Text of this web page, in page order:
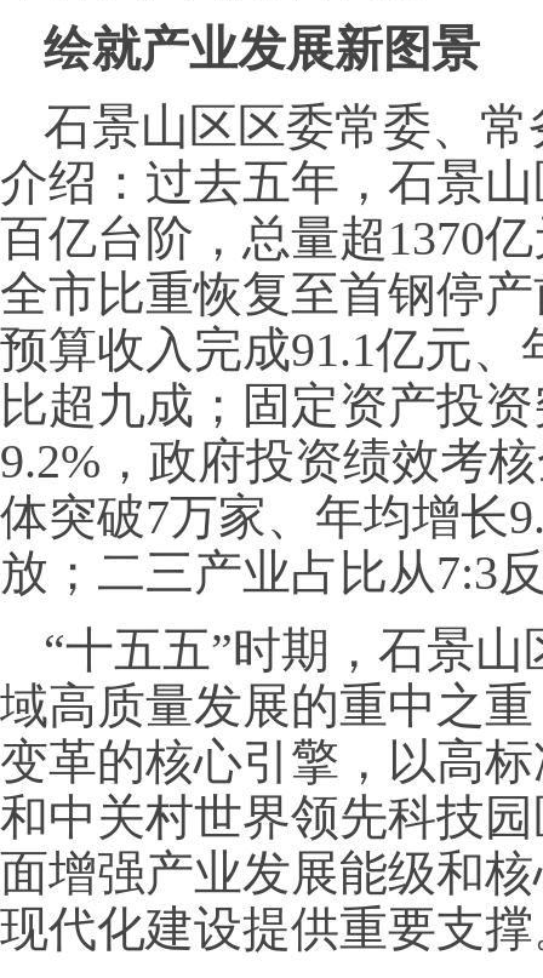
绘就产业发展新图景
石景山区区委常委、
介绍：过去五年，石景
百亿台阶，总量超1370
全市比重恢复至首钢停
预算收入完成91.1亿元、
比超九成；固定资产投
9.2%，政府投资绩效考
体突破7万家、年均增长
放；二三产业占比从7:3
“十五五”时期，石景
域高质量发展的重中之
变革的核心引擎，以高
和中关村世界领先科技
面增强产业发展能级和
现代化建设提供重要支